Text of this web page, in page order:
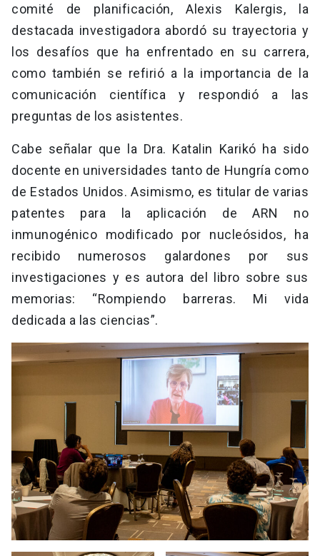
comité de planificación, Alexis Kalergis, la
destacada investigadora abordó su trayectoria y
los desafíos que ha enfrentado en su carrera,
como también se refirió a la importancia de la
comunicación científica y respondió a las
preguntas de los asistentes.
Cabe señalar que la Dra. Katalin Karikó ha sido
docente en universidades tanto de Hungría como
de Estados Unidos. Asimismo, es titular de varias
patentes para la aplicación de ARN no
inmunogénico modificado por nucleósidos, ha
recibido numerosos galardones por sus
investigaciones y es autora del libro sobre sus
memorias: “Rompiendo barreras. Mi vida
dedicada a las ciencias”.